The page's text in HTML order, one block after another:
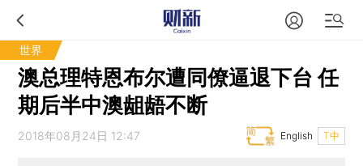
世界
澳总理特恩布尔遭同僚逼退下台 任
期后半中澳龃龉不断
2018年08月24日 12:47 T中
English